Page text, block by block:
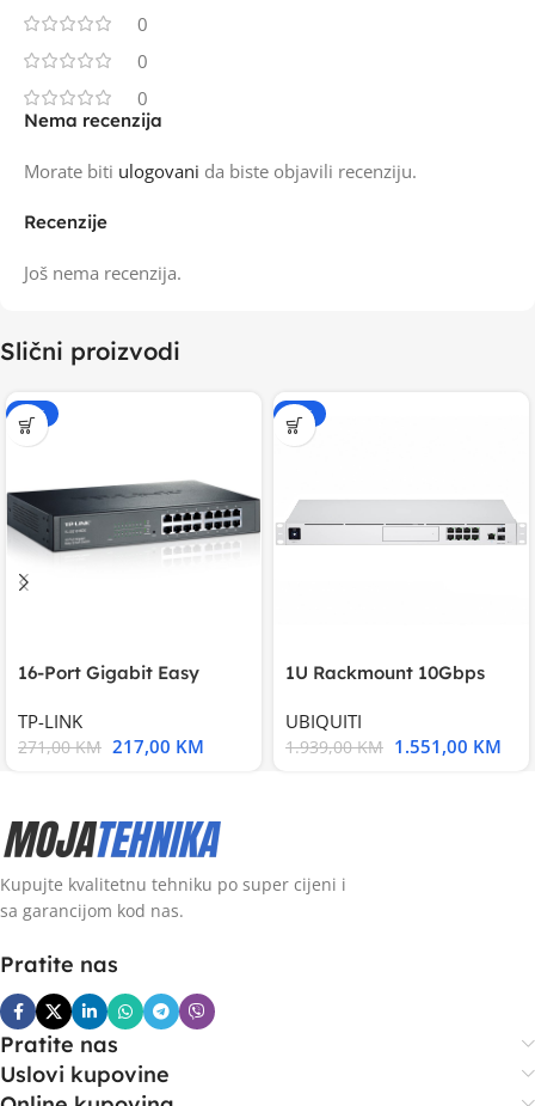
0
0
0
Recenzije
Još nema recenzija.
Nema recenzija
Morate biti ulogovani da biste objavili recenziju.
Slični proizvodi
-20%
16-Port Gigabit Easy
TP-LINK
271,00KM 217,00 KM
-20%
1U Rackmount 10Gbps
UBIQUITI
1.939,00KM 1.551,00 KM
Kupujte kvalitetnu tehniku po super cijeni i
sa garancijom kod nas.
Pratite nas
Pratite nas
Uslovi kupovine